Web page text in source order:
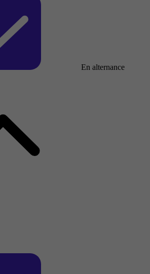
En alternance